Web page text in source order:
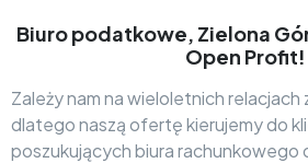
Biuro podatkowe, Zielona
Open Profit!
Zależy nam na wieloletnich relacjach
dlatego naszą ofertę kierujemy do
poszukujących biura rachunkowego